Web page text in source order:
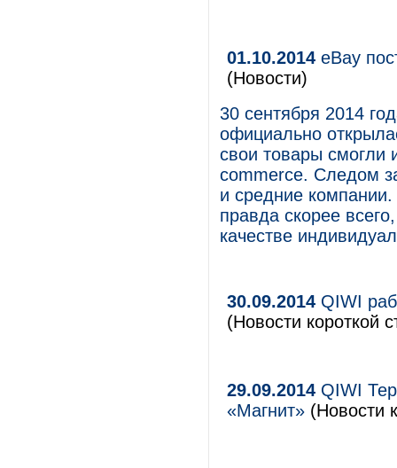
01.10.2014 eBay
(Новости)
30 сентября 2014
официально
свои товары смогли
commerce. Следом
и средние
правда скорее
качестве
30.09.2014 QIWI
(Новости короткой
29.09.2014 QIWI
«Магнит» (Новости